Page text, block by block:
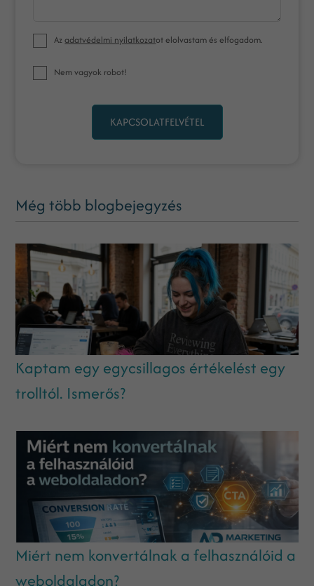
Azadatvédelmi nyilatkozatot elolvastam és elfogadom.
Nem vagyok robot!
KAPCSOLATFELVÉTEL
Még több blogbejegyzés
Kaptam egy egycsillagos értékelést egy
trolltól. Ismerős?
Miért nem konvertálnak a felhasználóid a
weboldaladon?